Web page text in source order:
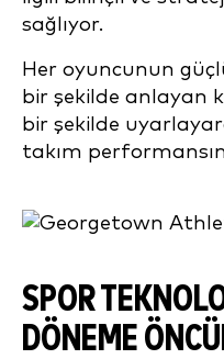
sağlıyor.
Her oyuncunun
bir şekilde anlayan
bir şekilde
takım
SPOR
DÖNEME